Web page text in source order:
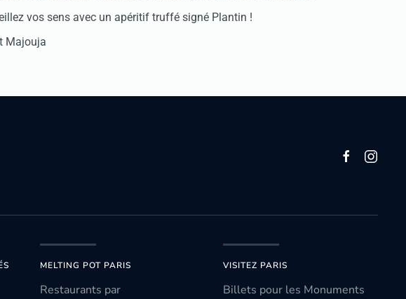
vos sens avec un apéritif truffé signé Plantin !
Majouja
MELTING POT PARIS
Restaurants par
VISITEZ PARIS
Billets pour les Monuments